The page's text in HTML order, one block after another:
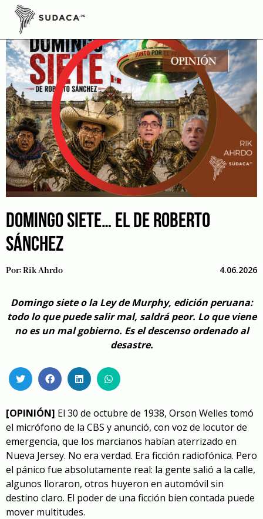
Skip
content
DOMINGO SIETE… EL DE ROBERTO
SÁNCHEZ
Por:Rik Ahrdo 4.06.2026
Domingo siete o la Ley de Murphy, edición peruana:
todo lo que puede salir mal, saldrá peor. Lo que viene
no es un mal gobierno. Es el descenso ordenado al
desastre.
[OPINIÓN] El 30 de octubre de 1938, Orson Welles tomó
el micrófono de la CBS y anunció, con voz de locutor de
emergencia, que los marcianos habían aterrizado en
Nueva Jersey. No era verdad. Era ficción radiofónica. Pero
el pánico fue absolutamente real: la gente salió a la calle,
algunos lloraron, otros huyeron en automóvil sin
destino claro. El poder de una ficción bien contada puede
mover multitudes.